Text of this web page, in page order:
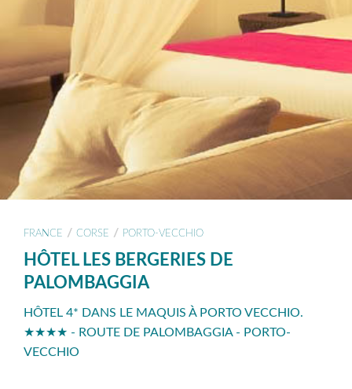
FRANCE / CORSE / PORTO-VECCHIO
HÔTEL LES BERGERIES DE
PALOMBAGGIA
HÔTEL 4* DANS LE MAQUIS À PORTO VECCHIO.
★★★★ - ROUTE DE PALOMBAGGIA - PORTO-
VECCHIO